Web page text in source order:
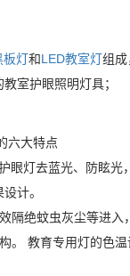
板灯和LED教室灯组成
室护眼照明灯具；
六大特点
眼灯去蓝光、防眩光
计。
隔绝蚊虫灰尘等进入
。 教育专用灯的色